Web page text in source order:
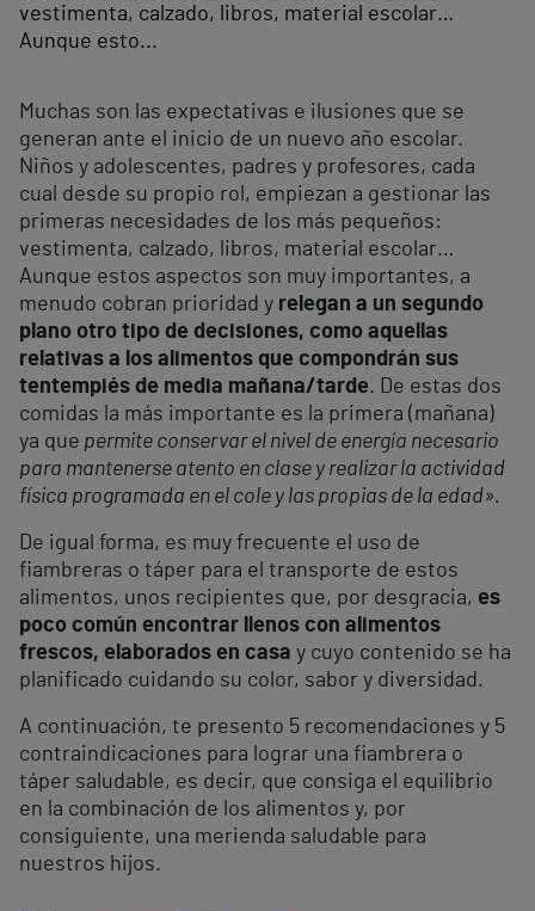
vestimenta, calzado, libros, material escolar…
Aunque esto...
Muchas son las expectativas e ilusiones que se
generan ante el inicio de un nuevo año escolar.
Niños y adolescentes, padres y profesores, cada
cual desde su propio rol, empiezan a gestionar las
primeras necesidades de los más pequeños:
vestimenta, calzado, libros, material escolar…
Aunque estos aspectos son muy importantes, a
menudo cobran prioridad y relegan a un segundo
plano otro tipo de decisiones, como aquellas
relativas a los alimentos que compondrán sus
tentempiés de media mañana/tarde. De estas dos
comidas la más importante es la primera (mañana)
ya que permite conservar el nivel de energía necesario
para mantenerse atento en clase y realizar la actividad
física programada en el cole y las propias de la edad».
De igual forma, es muy frecuente el uso de
fiambreras o táper para el transporte de estos
alimentos, unos recipientes que, por desgracia, es
poco común encontrar llenos con alimentos
frescos, elaborados en casa y cuyo contenido se ha
planificado cuidando su color, sabor y diversidad.
A continuación, te presento 5 recomendaciones y 5
contraindicaciones para lograr una fiambrera o
táper saludable, es decir, que consiga el equilibrio
en la combinación de los alimentos y, por
consiguiente, una merienda saludable para
nuestros hijos.